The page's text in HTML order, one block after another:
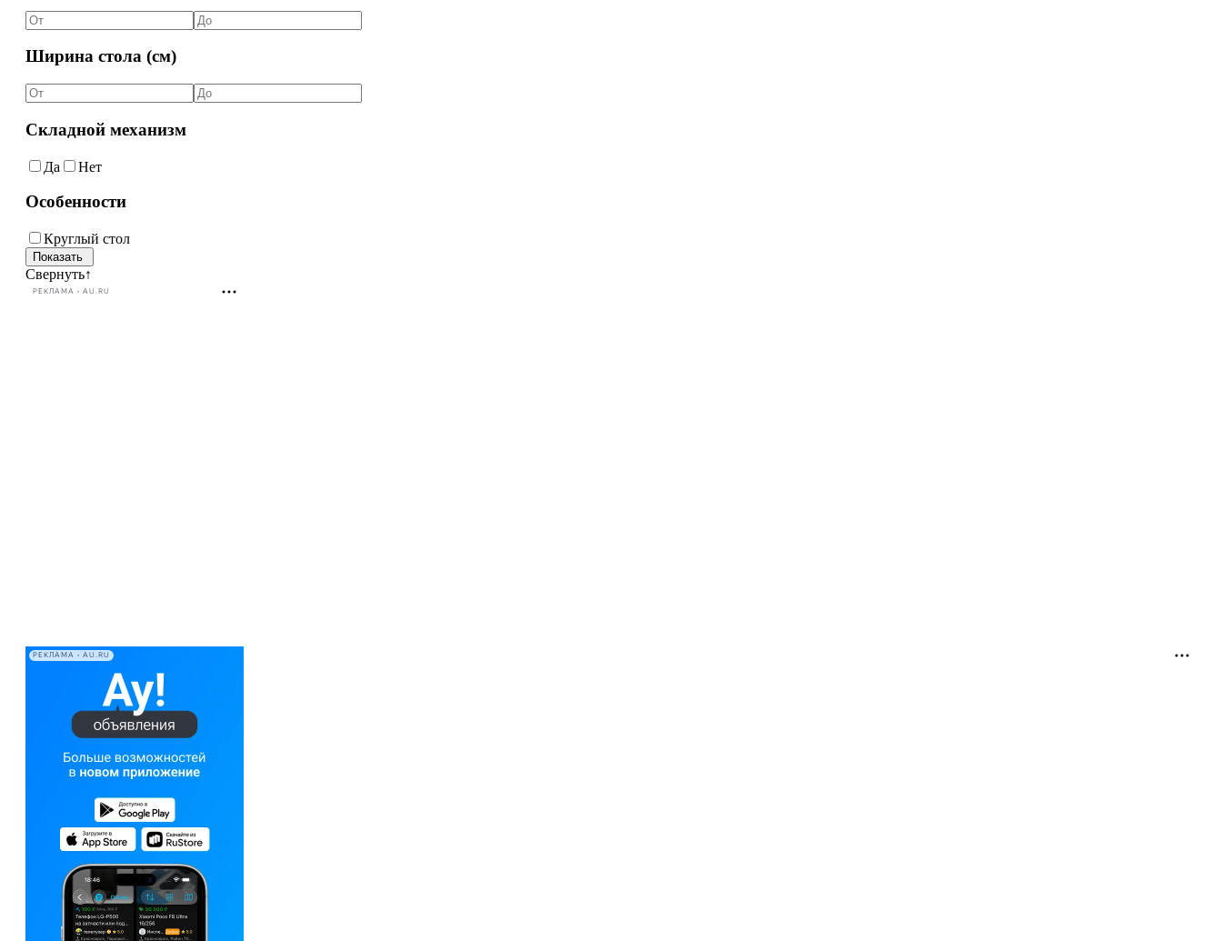
Ширина стола (см)
Складной механизм
Да Нет
Особенности
Круглый стол
Свернуть↑
РЕКЛАМА • AU.RU
РЕКЛАМА • AU.RU